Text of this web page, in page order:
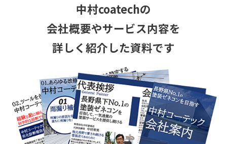
中村coatechの
会社概要やサービス内容を
詳しく紹介した資料です